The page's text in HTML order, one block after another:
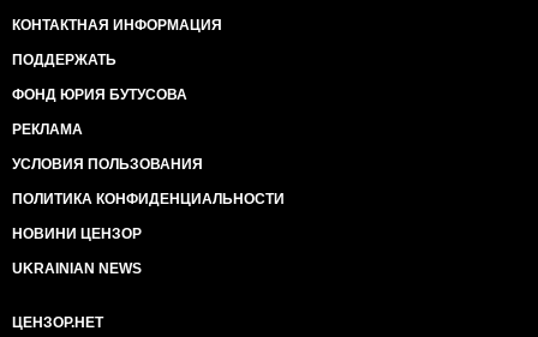
КОНТАКТНАЯ ИНФОРМАЦИЯ
ПОДДЕРЖАТЬ
ФОНД ЮРИЯ БУТУСОВА
РЕКЛАМА
УСЛОВИЯ ПОЛЬЗОВАНИЯ
ПОЛИТИКА КОНФИДЕНЦИАЛЬНОСТИ
НОВИНИ ЦЕНЗОР
UKRAINIAN NEWS
ЦЕНЗОР.НЕТ